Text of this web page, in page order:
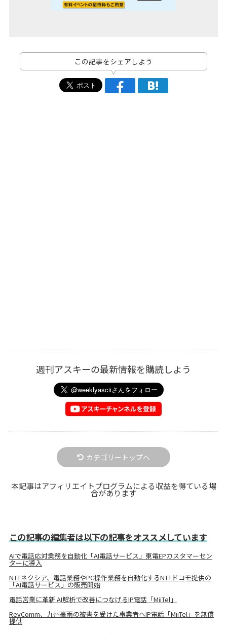
この記事をシェアしよう
週刊アスキーの最新情報を購読しよう
カテゴリートップへ
本記事はアフィリエイトプログラムによる収益を得ている場
合があります
この記事の編集者は以下の記事をオススメしています
AIで電話応対業務を自動化「AI電話サービス」東電EPカスタマーセン
ターに導入
NTTネクシア、電話業務やPC操作業務を自動化するNTTドコモ提供の
「AI電話サービス」の販売開始
電話営業に革新 AI解析で改善につなげるIP電話「MiiTel」
RevComm、九州豪雨の被害を受けた事業者へIP電話「MiiTel」を無償
提供